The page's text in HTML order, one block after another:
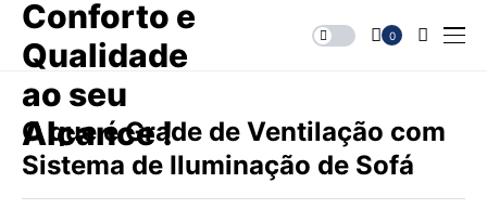
0
O que é Grade de Ventilação com
Sistema de Iluminação de Sofá